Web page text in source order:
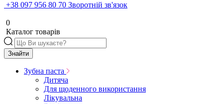
+38 097 956 80 70 Зворотній зв'язок
0
Каталог товарів
Знайти
Зубна паста
Дитяча
Для щоденного використання
Лікувальна